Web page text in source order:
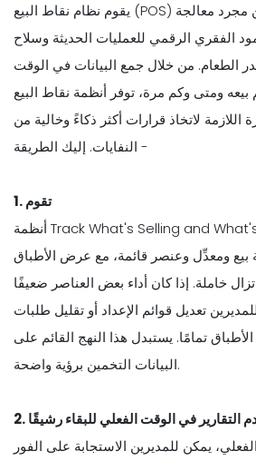
يقوم نظام نقاط البيع (POS) الخاص بالمطعم بأكثر من مجرد معالجة
الفقري الرقمي للعمليات الحديثة وسلاح
الطعام. من خلال جمع البيانات في الوقت
ومتى وكم مرة، توفر أنظمة نقاط البيع
لاتخاذ قرارات أكثر ذكاءً وخالية من
النفايات. إليك الطريقة -
1. تقوم
أنظمة Track What's Selling and What's Not Modern POS
بيع ومعدِّل وعنصر قائمة، مع عرض الأطباق
خاملة. إذا كان أداء بعض العناصر ضعيفًا
تعديل قوائم الإعداد أو تقليل طلبات
تمامًا. يستبدل هذا النهج القائم على
البيانات التخمين برؤية واضحة.
التقارير في الوقت الفعلي للبقاء رشيقًا
يمكن للمديرين الاستجابة على الفور